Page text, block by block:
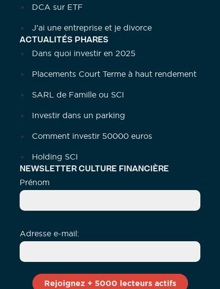
DCA sur ETF
J’ai une entreprise et je divorce
ACTUALITÉS PHARES
Dans quoi investir en 2025
Placements Court Terme à haut rendement
SARL de Famille ou SCI
Investir dans un parking
Comment investir 50000 euros
Holding SCI
NEWSLETTER CULTURE FINANCIÈRE
Prénom
Adresse e-mail: